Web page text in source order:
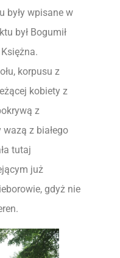
były wpisane w
był Bogumił
korpusu z
kobiety z
z
z białego
tutaj
już
gdyż nie